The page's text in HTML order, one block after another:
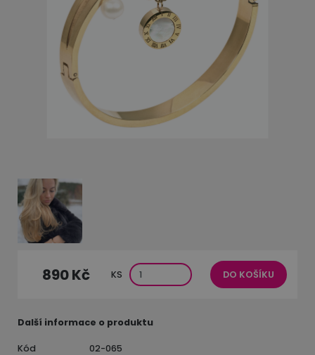
890 Kč KS DO KOŠÍKU
Další informace o produktu
Kód
02-065